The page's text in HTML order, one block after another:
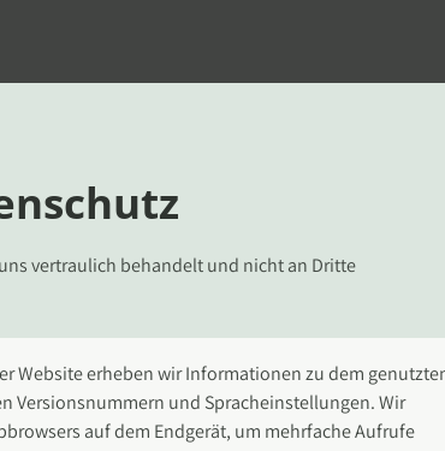
vertraulich behandelt und nicht an Dritte
Website erheben wir Informationen zu dem
Versionsnummern und Spracheinstellungen. Wir
auf dem Endgerät, um mehrfache Aufrufe